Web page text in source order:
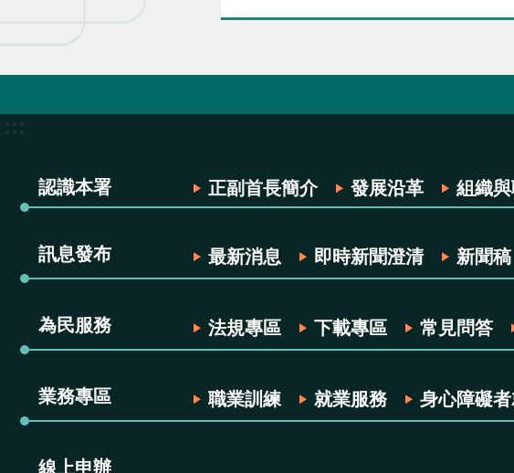
認識本署 正副首長簡介 發展沿革 組織
訊息發布 最新消息 即時新聞澄清 新聞稿
為民服務 法規專區 下載專區 常見問答
業務專區 職業訓練 就業服務 身心障礙
線上申辦